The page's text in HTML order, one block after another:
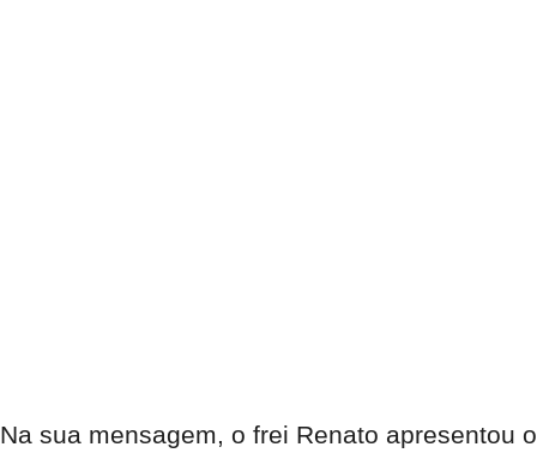
Na sua mensagem, o frei Renato apresentou o